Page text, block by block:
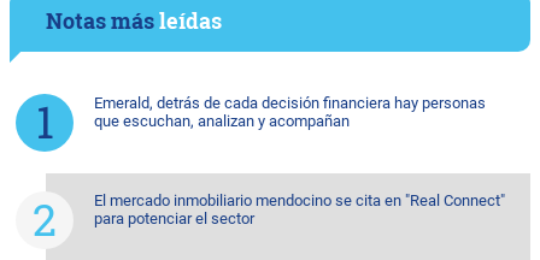
Notas másleídas
Emerald, detrás de cada decisión financiera hay personas
que escuchan, analizan y acompañan
El mercado inmobiliario mendocino se cita en "Real Connect"
para potenciar el sector